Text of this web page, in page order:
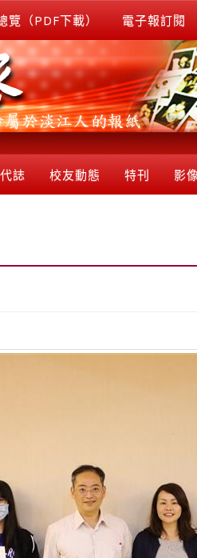
覽（PDF下載） 電子報訂閱
誌 校友動態 特刊 影